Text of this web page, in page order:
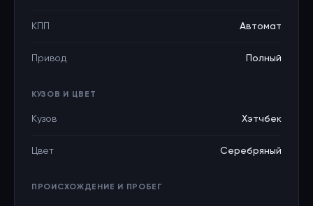
КПП Автомат
Привод Полный
КУЗОВ И ЦВЕТ
Кузов Хэтчбек
Цвет Серебряный
ПРОИСХОЖДЕНИЕ И ПРОБЕГ